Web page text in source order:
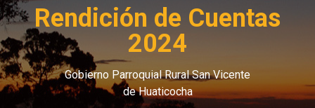
Rendición de Cuentas
2024
Gobierno Parroquial Rural San Vicente
de Huaticocha